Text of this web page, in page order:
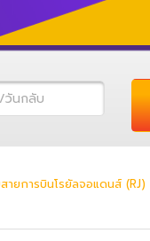
ยการบินโรยัลจอแดนส์ (RJ)